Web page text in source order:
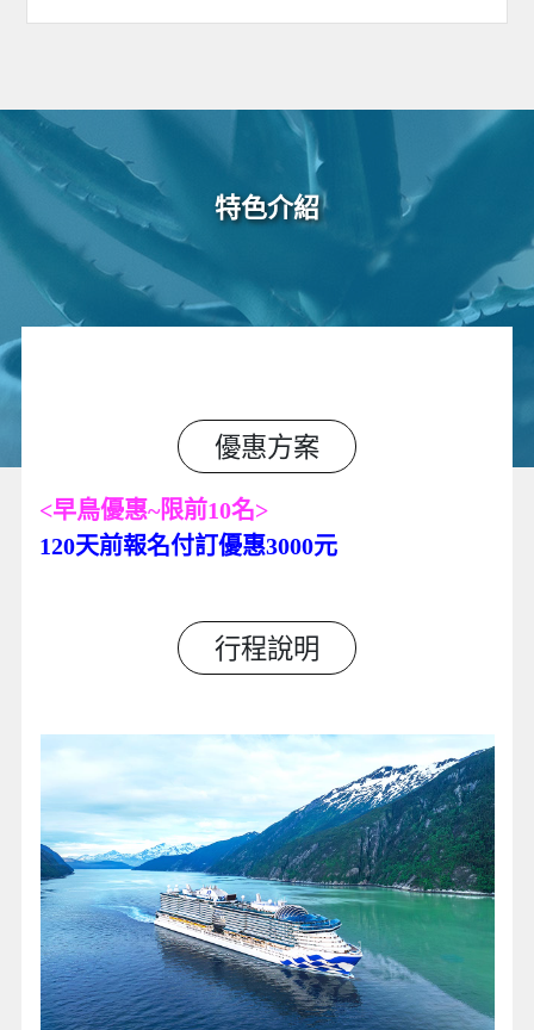
特色介紹
優惠方案
<早鳥優惠~限前10名>
120天前報名付訂優惠3000元
行程說明